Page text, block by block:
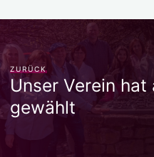
ZURÜCK
Unser Verein
gewählt